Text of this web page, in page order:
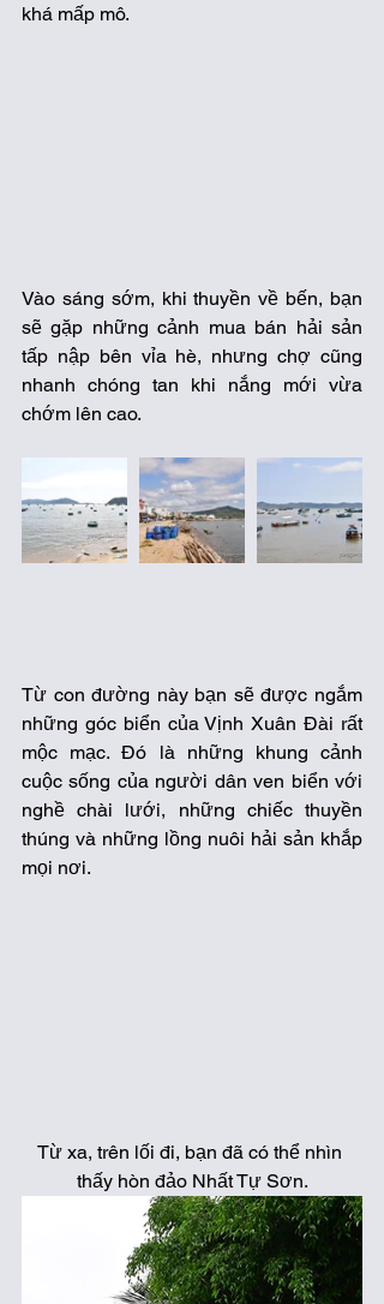
khá mấp mô.
Vào sáng sớm, khi thuyền về bến, bạn
sẽ gặp những cảnh mua bán hải sản
tấp nập bên vỉa hè, nhưng chợ cũng
nhanh chóng tan khi nắng mới vừa
chớm lên cao.
Từ con đường này bạn sẽ được ngắm
những góc biển của Vịnh Xuân Đài rất
mộc mạc. Đó là những khung cảnh
cuộc sống của người dân ven biển với
nghề chài lưới, những chiếc thuyền
thúng và những lồng nuôi hải sản khắp
mọi nơi.
Từ xa, trên lối đi, bạn đã có thể nhìn
thấy hòn đảo Nhất Tự Sơn.